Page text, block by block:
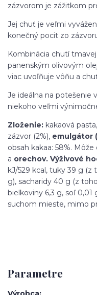
zázvorom je zážitkom
Jej chuť je veľmi
konečný pocit zo
Kombinácia chutí
panenským olivovým
viac uvoľňuje vôňu a
Je ideálna na potešenie
niekoho veľmi
Zloženie: kakaová
zázvor (2%), emulgátor
obsah kakaa: 58%.
a orechov. Výživové
kJ/529 kcal, tuky 39 g (z
g), sacharidy 40 g (z
bielkoviny 6,3 g, soľ 0,01
suchom mieste, mimo
Parametre